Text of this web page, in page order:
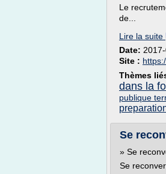
Le
de...
Lire la suite
Date:
Site :
Thèmes
dans la
publique
Se
» Se
Se